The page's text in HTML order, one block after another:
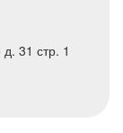
31 стр. 1